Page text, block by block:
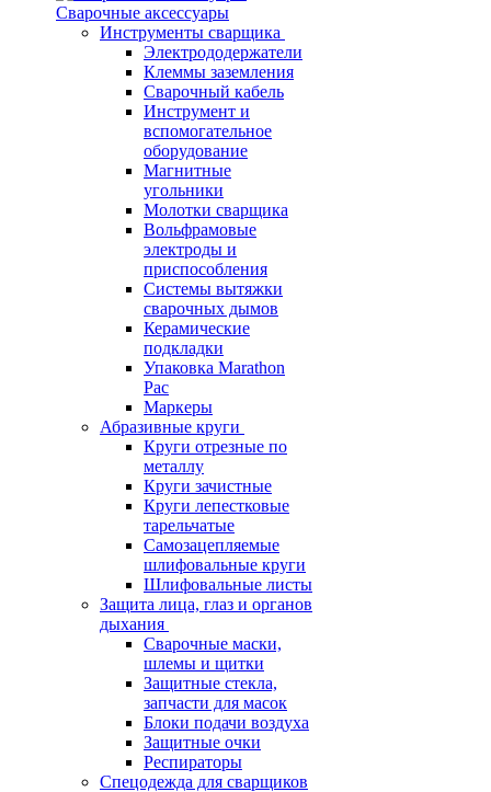
Сварочные аксессуары
Инструменты сварщика
Электрододержатели
Клеммы заземления
Сварочный кабель
Инструмент и
вспомогательное
оборудование
Магнитные
угольники
Молотки сварщика
Вольфрамовые
электроды и
приспособления
Системы вытяжки
сварочных дымов
Керамические
подкладки
Упаковка Marathon
Pac
Маркеры
Абразивные круги
Круги отрезные по
металлу
Круги зачистные
Круги лепестковые
тарельчатые
Самозацепляемые
шлифовальные круги
Шлифовальные листы
Защита лица, глаз и органов
дыхания
Сварочные маски,
шлемы и щитки
Защитные стекла,
запчасти для масок
Блоки подачи воздуха
Защитные очки
Респираторы
Спецодежда для сварщиков